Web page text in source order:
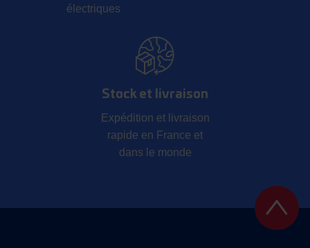
électriques
Stock et livraison
Expédition et livraison
rapide en France et
dans le monde